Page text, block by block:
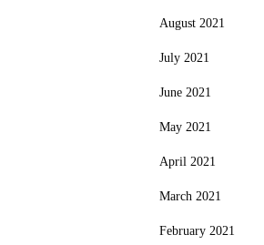
August 2021
July 2021
June 2021
May 2021
April 2021
March 2021
February 2021